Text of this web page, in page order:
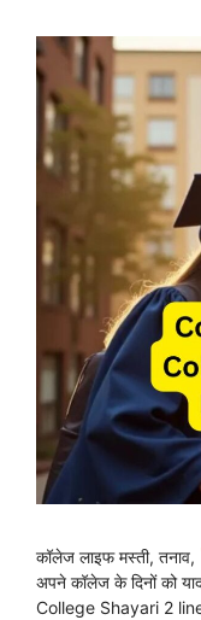
कॉलेज लाइफ मस्ती, तनाव,
अपने कॉलेज के दिनों को
College Shayari 2